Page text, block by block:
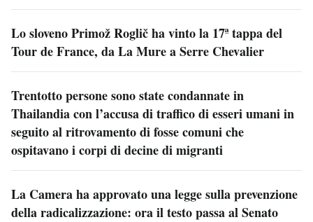
Lo sloveno Primož Roglič ha vinto la 17ª tappa del
Tour de France, da La Mure a Serre Chevalier
Trentotto persone sono state condannate in
Thailandia con l’accusa di traffico di esseri umani in
seguito al ritrovamento di fosse comuni che
ospitavano i corpi di decine di migranti
La Camera ha approvato una legge sulla prevenzione
della radicalizzazione: ora il testo passa al Senato